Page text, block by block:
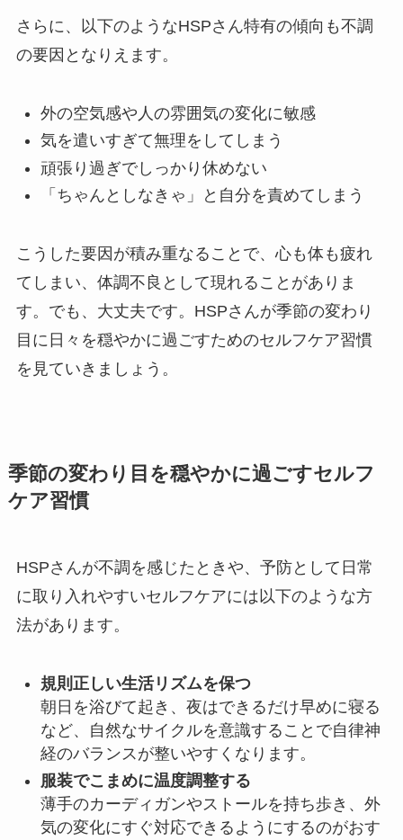
さらに、以下のようなHSPさん特有の傾向も不調
の要因となりえます。
外の空気感や人の雰囲気の変化に敏感
気を遣いすぎて無理をしてしまう
頑張り過ぎでしっかり休めない
「ちゃんとしなきゃ」と自分を責めてしまう
こうした要因が積み重なることで、心も体も疲れ
てしまい、体調不良として現れることがありま
す。でも、大丈夫です。HSPさんが季節の変わり
目に日々を穏やかに過ごすためのセルフケア習慣
を見ていきましょう。
季節の変わり目を穏やかに過ごすセルフ
ケア習慣
HSPさんが不調を感じたときや、予防として日常
に取り入れやすいセルフケアには以下のような方
法があります。
規則正しい生活リズムを保つ
朝日を浴びて起き、夜はできるだけ早めに寝る
など、自然なサイクルを意識することで自律神
経のバランスが整いやすくなります。
服装でこまめに温度調整する
薄手のカーディガンやストールを持ち歩き、外
気の変化にすぐ対応できるようにするのがおす